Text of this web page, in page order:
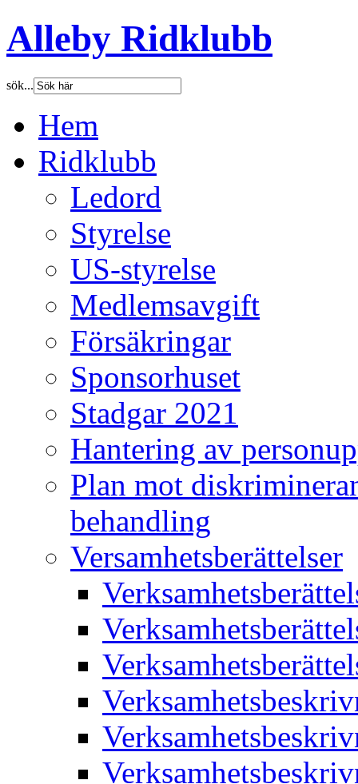
Alleby Ridklubb
sök...
Hem
Ridklubb
Ledord
Styrelse
US-styrelse
Medlemsavgift
Försäkringar
Sponsorhuset
Stadgar 2021
Hantering av
Plan mot
behandling
Versamhetsberättelser